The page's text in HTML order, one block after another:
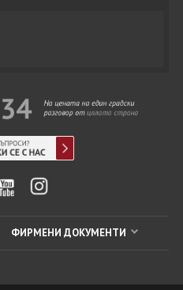
ФИРМЕНИ ДОКУМЕНТИ